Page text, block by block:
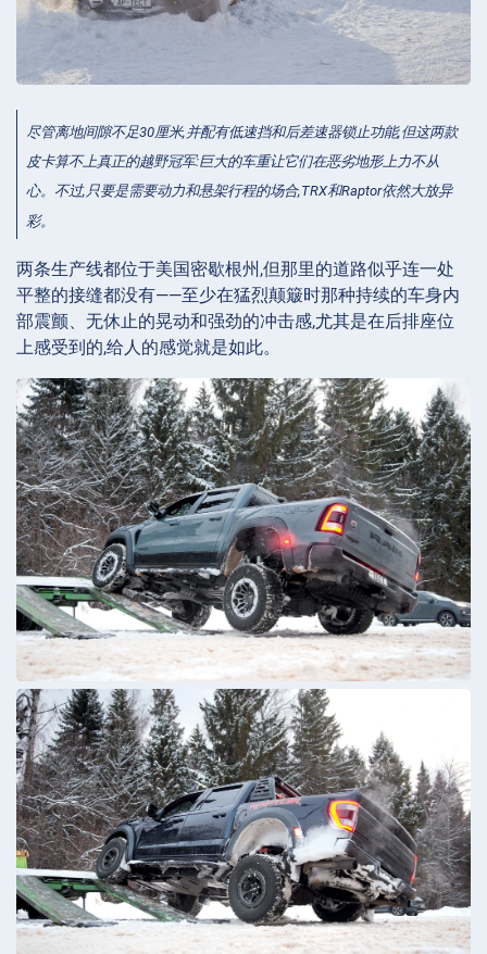
尽管离地间隙不足30厘米,并配有低速挡和后差速器锁止功能,但这两款
皮卡算不上真正的越野冠军:巨大的车重让它们在恶劣地形上力不从
心。不过,只要是需要动力和悬架行程的场合,TRX和Raptor依然大放异
彩。
两条生产线都位于美国密歇根州,但那里的道路似乎连一处
平整的接缝都没有——至少在猛烈颠簸时那种持续的车身内
部震颤、无休止的晃动和强劲的冲击感,尤其是在后排座位
上感受到的,给人的感觉就是如此。